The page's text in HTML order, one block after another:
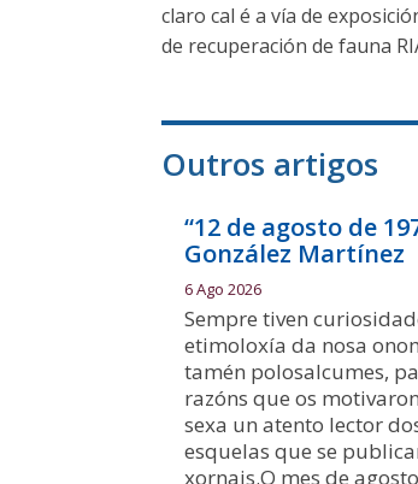
claro cal é a vía de
de recuperación de fauna
Outros artigos
“12 de agosto de
González Martínez
6 Ago 2026
Sempre tiven
etimoloxía da nosa
tamén polosalcumes,
razóns que os
sexa un atento lector
esquelas que se
xornais.O mes de